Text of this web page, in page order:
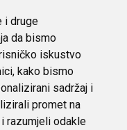
i druge
da bismo
iskustvo
kako bismo
sadržaj i
promet na
razumjeli odakle
konverzije: 1 EUR =